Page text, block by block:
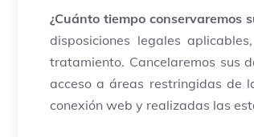
¿Cuánto tiempo conservaremos
disposiciones legales
tratamiento. Cancelaremos sus
acceso a áreas restringidas de
conexión web y realizadas las